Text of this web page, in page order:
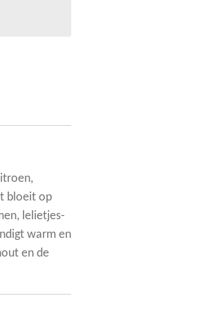
bloeit op
lelietjes-
warm en
en de